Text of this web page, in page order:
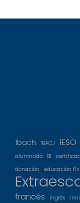
1bach 1BACJ 1ESO
alumnado
B1
donación
educación
francés
inglés